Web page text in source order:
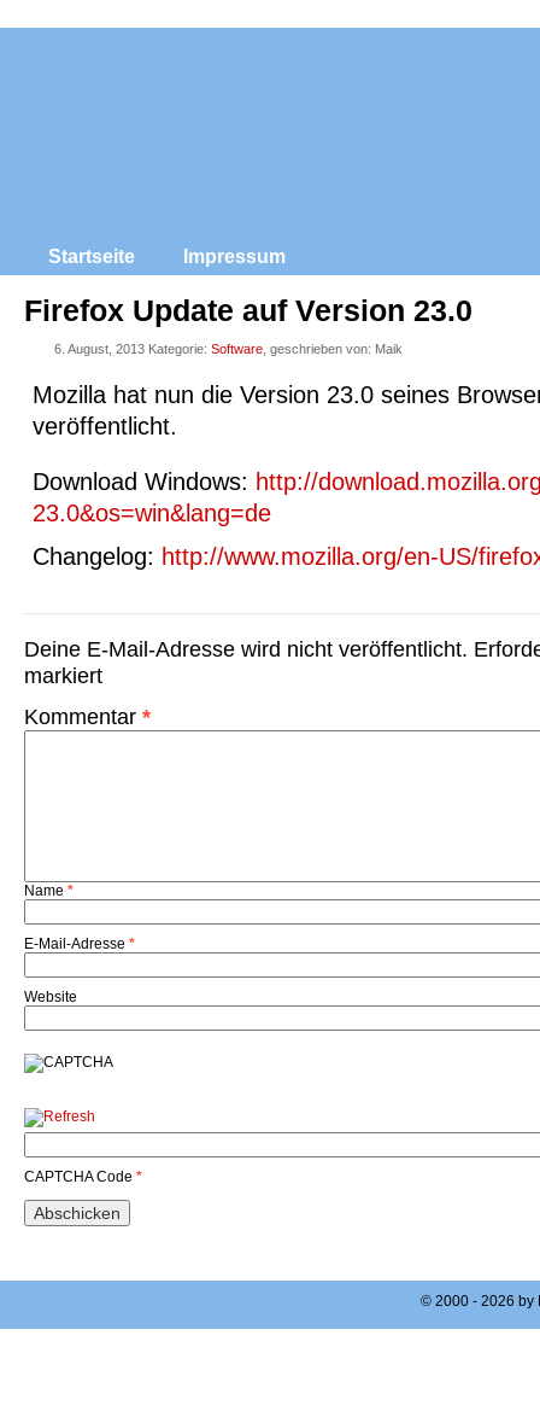
Startseite Impressum
Firefox Update auf Version 23.0
6. August, 2013 Kategorie: Software , geschrieben von: Maik
Mozilla hat nun die Version 23.0 seines
veröffentlicht.
Download Windows: http://
23.0&os=win&lang=de
Changelog: http://www.mozilla.org/en-US/
Deine E-Mail-Adresse wird nicht veröffentlicht.
markiert
Kommentar *
Name *
E-Mail-Adresse *
Website
CAPTCHA Code *
© 2000 - 2026 by